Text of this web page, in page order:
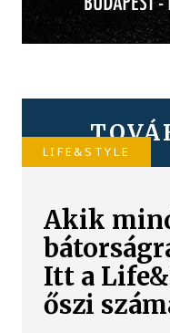
LIFE&STYLE
Akik
Itt a
őszi